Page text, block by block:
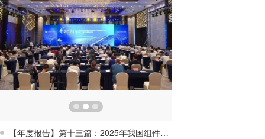
【年度报告】第十三篇：2025年我国组件回收行业蓄势待发，行业亟待破解经济性难题